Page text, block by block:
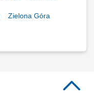
Zielona Góra